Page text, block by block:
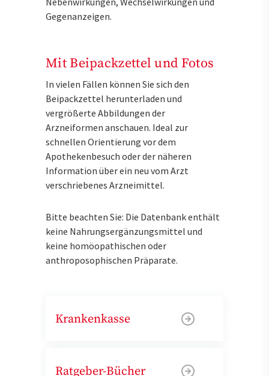
Gegenanzeigen.
Mit Beipackzettel und Fotos
In vielen Fällen können Sie sich den
Beipackzettel herunterladen und
vergrößerte Abbildungen der
Arzneiformen anschauen. Ideal zur
schnellen Orientierung vor dem
Apothekenbesuch oder der näheren
Information über ein neu vom Arzt
verschriebenes Arzneimittel.
Bitte beachten Sie: Die Datenbank enthält
keine Nahrungsergänzungsmittel und
keine homöopathischen oder
anthroposophischen Präparate.
Krankenkasse
Ratgeber-Bücher